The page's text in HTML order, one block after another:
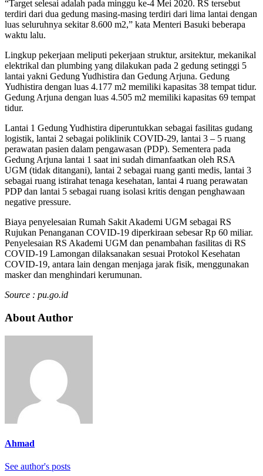
“Target selesai adalah pada minggu ke-4 Mei 2020. RS tersebut
terdiri dari dua gedung masing-masing terdiri dari lima lantai dengan
luas seluruhnya sekitar 8.600 m2,” kata Menteri Basuki beberapa
waktu lalu.
Lingkup pekerjaan meliputi pekerjaan struktur, arsitektur, mekanikal
elektrikal dan plumbing yang dilakukan pada 2 gedung setinggi 5
lantai yakni Gedung Yudhistira dan Gedung Arjuna. Gedung
Yudhistira dengan luas 4.177 m2 memiliki kapasitas 38 tempat tidur.
Gedung Arjuna dengan luas 4.505 m2 memiliki kapasitas 69 tempat
tidur.
Lantai 1 Gedung Yudhistira diperuntukkan sebagai fasilitas gudang
logistik, lantai 2 sebagai poliklinik COVID-29, lantai 3 – 5 ruang
perawatan pasien dalam pengawasan (PDP). Sementera pada
Gedung Arjuna lantai 1 saat ini sudah dimanfaatkan oleh RSA
UGM (tidak ditangani), lantai 2 sebagai ruang ganti medis, lantai 3
sebagai ruang istirahat tenaga kesehatan, lantai 4 ruang perawatan
PDP dan lantai 5 sebagai ruang isolasi kritis dengan penghawaan
negative pressure.
Biaya penyelesaian Rumah Sakit Akademi UGM sebagai RS
Rujukan Penanganan COVID-19 diperkiraan sebesar Rp 60 miliar.
Penyelesaian RS Akademi UGM dan penambahan fasilitas di RS
COVID-19 Lamongan dilaksanakan sesuai Protokol Kesehatan
COVID-19, antara lain dengan menjaga jarak fisik, menggunakan
masker dan menghindari kerumunan.
Source : pu.go.id
About Author
Ahmad
See author's posts